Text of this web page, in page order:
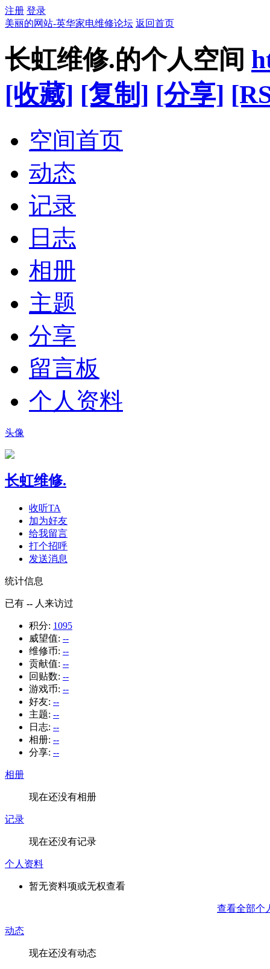
注册 登录
美丽的网站-英华家电维修论坛 返回首页
长虹维修.的个人空间
[收藏] [复制] [分享]
空间首页
动态
记录
日志
相册
主题
分享
留言板
个人资料
头像
长虹维修.
收听TA
加为好友
给我留言
打个招呼
发送消息
统计信息
已有 -- 人来访过
积分: 1095
威望值: --
维修币: --
贡献值: --
回贴数: --
游戏币: --
好友: --
主题: --
日志: --
相册: --
分享: --
相册
现在还没有相册
记录
现在还没有记录
个人资料
暂无资料项或无权查看
查看全部个
动态
现在还没有动态